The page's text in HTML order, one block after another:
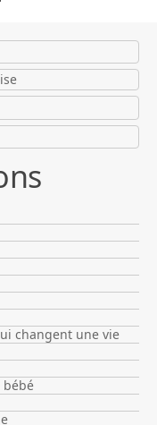
changent une vie
bébé